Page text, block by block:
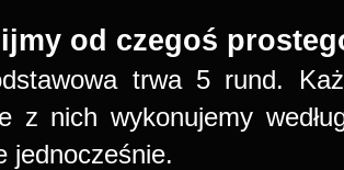
od czegoś
trwa 5 rund.
z nich wykonujemy
jednocześnie.